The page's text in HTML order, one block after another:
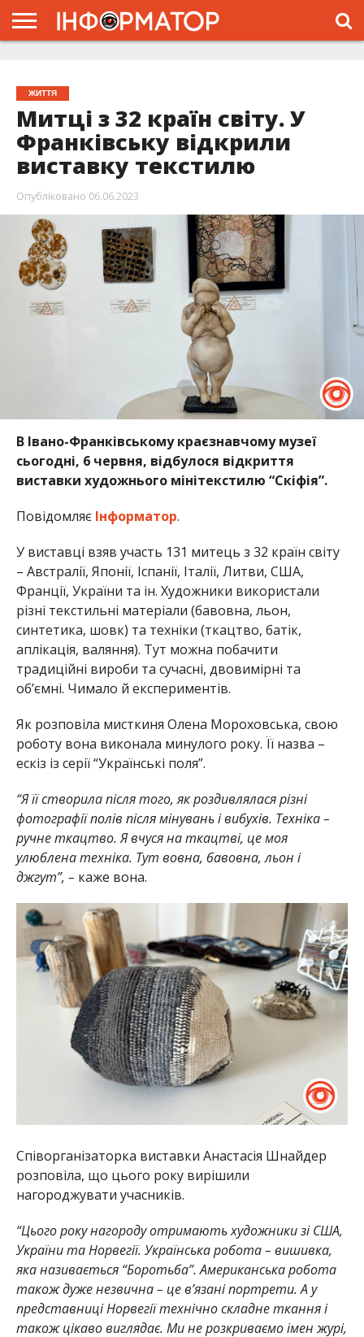
ЖИТТЯ
Митці з 32 країн світу. У
Франківську відкрили
виставку текстилю
Опубліковано 06.06.2023
В Івано-Франківському краєзнавчому музеї
сьогодні, 6 червня, відбулося відкриття
виставки художнього мінітекстилю “Скіфія”.
ПовідомляєІнформатор.
У виставці взяв участь 131 митець з 32 країн світу
– Австралії, Японії, Іспанії, Італії, Литви, США,
Франції, України та ін. Художники використали
різні текстильні матеріали (бавовна, льон,
синтетика, шовк) та техніки (ткацтво, батік,
аплікація, валяння). Тут можна побачити
традиційні вироби та сучасні, двовимірні та
об’ємні. Чимало й експериментів.
Як розповіла мисткиня Олена Мороховська, свою
роботу вона виконала минулого року. Її назва –
ескіз із серії “Українські поля”.
“Я її створила після того, як роздивлялася різні
фотографії полів після мінувань і вибухів. Техніка –
ручне ткацтво. Я вчуся на ткацтві, це моя
улюблена техніка. Тут вовна, бавовна, льон і
джгут”, – каже вона.
Співорганізаторка виставки Анастасія Шнайдер
розповіла, що цього року вирішили
нагороджувати учасників.
“Цього року нагороду отримають художники зі США,
України та Норвегії. Українська робота – вишивка,
яка називається “Боротьба”. Американська робота
також дуже незвична – це в’язані портрети. А у
представниці Норвегії технічно складне ткання і
також цікаво виглядає. Ми не розкриваємо імен журі,